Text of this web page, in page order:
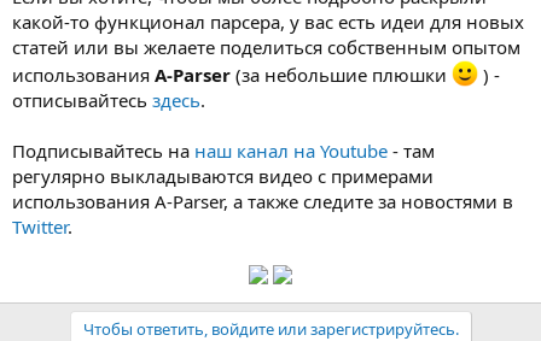
какой-то функционал парсера, у вас есть идеи для новых
статей или вы желаете поделиться собственным опытом
использования A-Parser (за небольшие плюшки
) -
отписывайтесь здесь.
Подписывайтесь на наш канал на Youtube - там
регулярно выкладываются видео с примерами
использования A-Parser, а также следите за новостями в
Twitter.
Чтобы ответить, войдите или зарегистрируйтесь.